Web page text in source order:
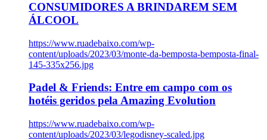
CONSUMIDORES A BRINDAREM SEM
ÁLCOOL
https://www.ruadebaixo.com/wp-
content/uploads/2023/03/monte-da-bemposta-bemposta-final-
145-335x256.jpg
Padel & Friends: Entre em campo com os
hotéis geridos pela Amazing Evolution
https://www.ruadebaixo.com/wp-
content/uploads/2023/03/legodisney-scaled.jpg